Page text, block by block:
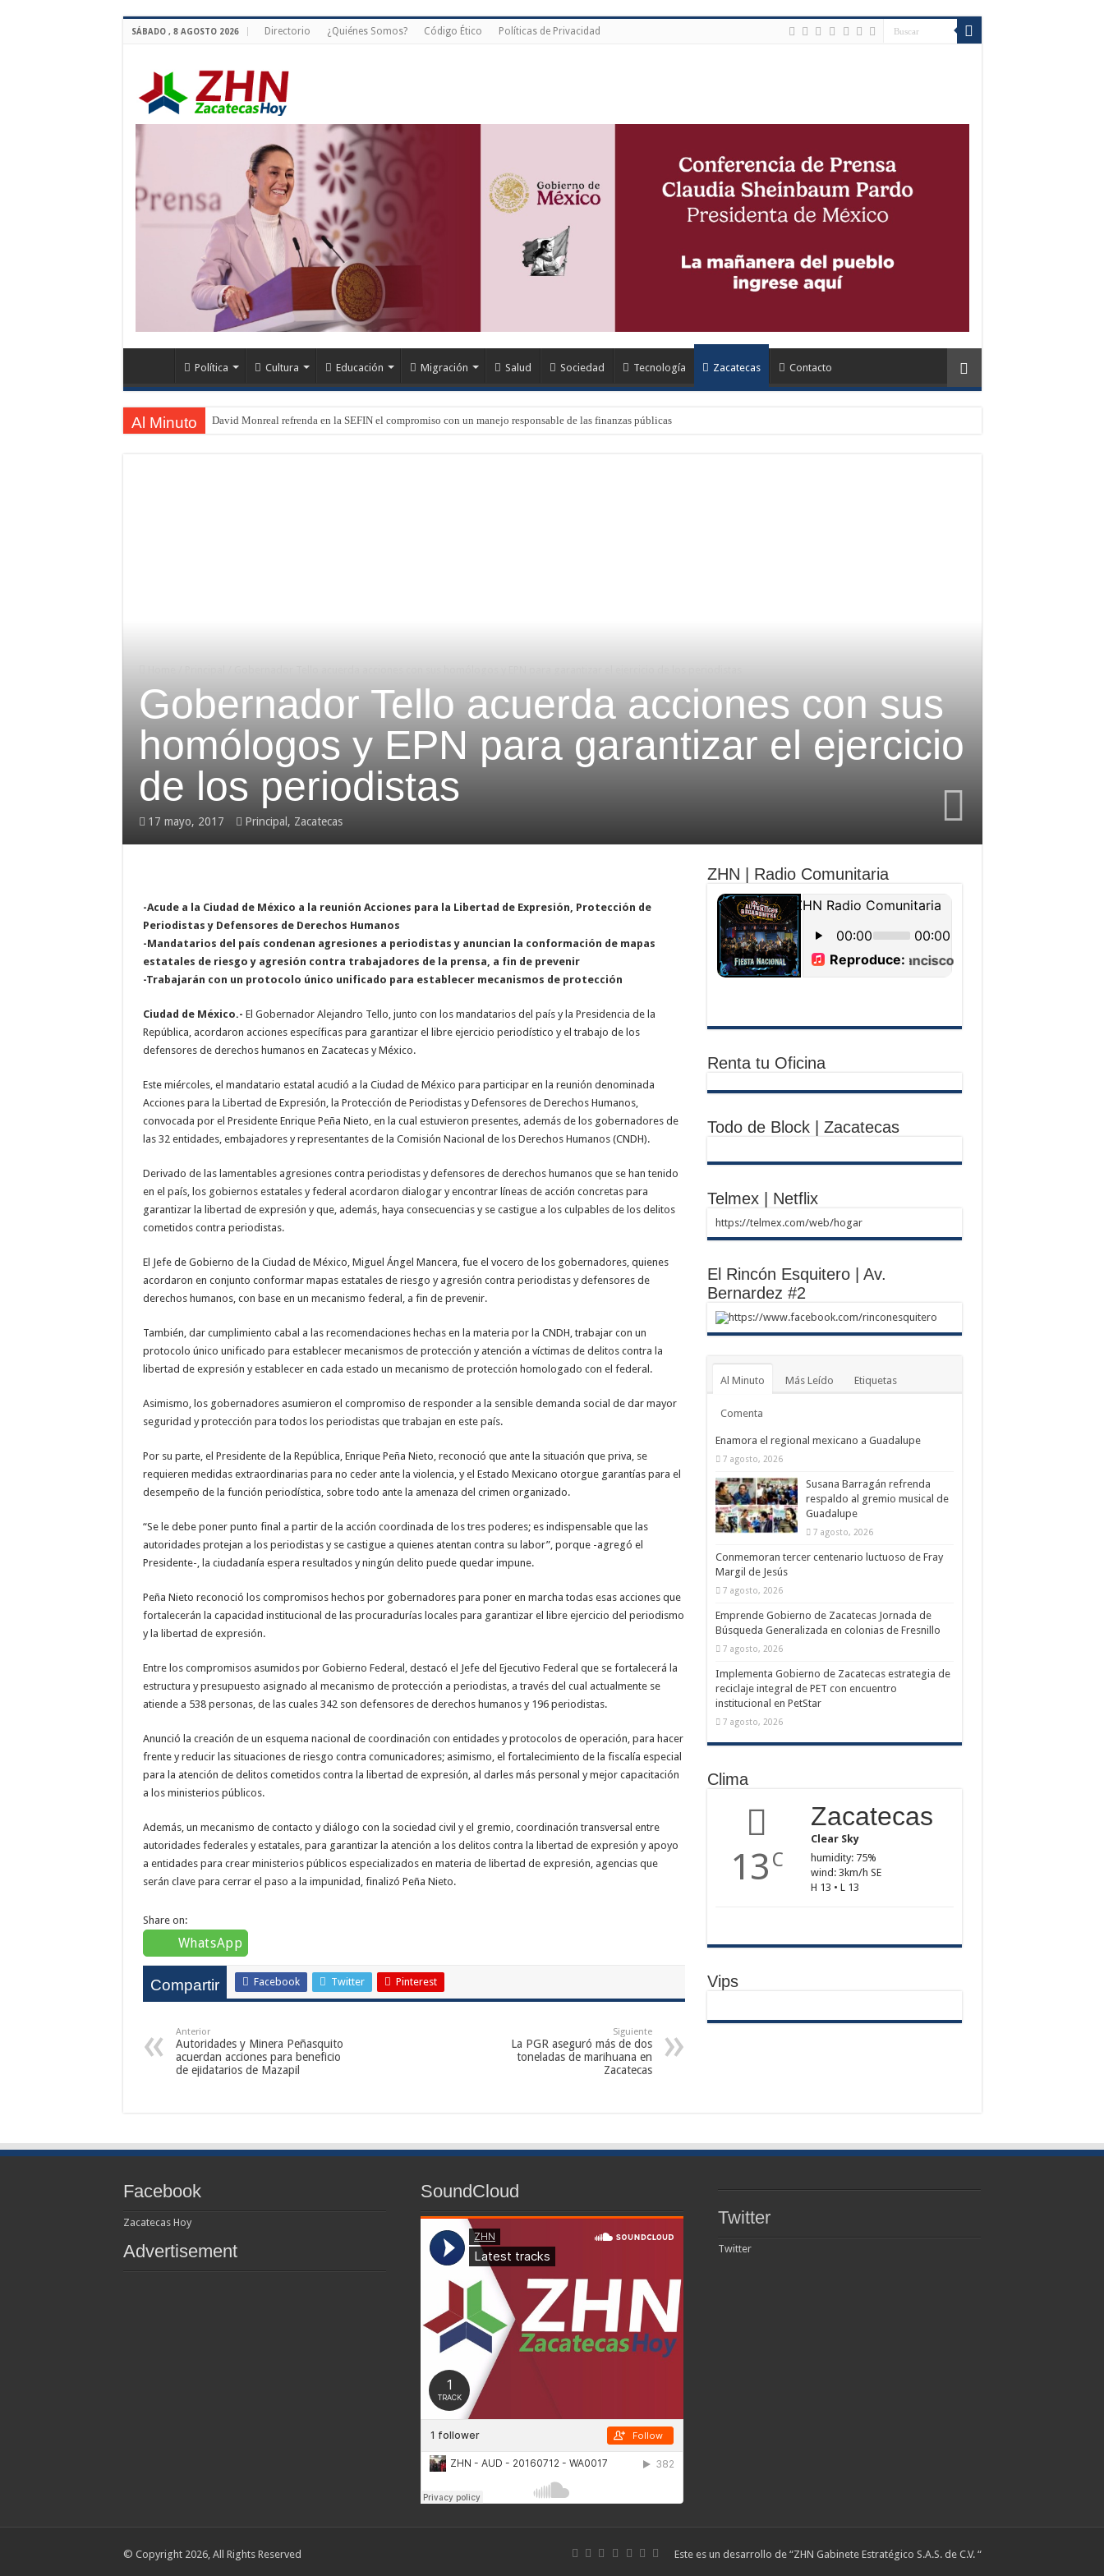
SÁBADO , 8 AGOSTO 2026 Directorio ¿Quiénes Somos? Código Ético Políticas de Privacidad
Política Cultura Educación Migración Salud Sociedad Tecnología Zacatecas Contacto
Al Minuto David Monreal refrenda en la SEFIN el compromiso con un manejo responsable de las finanzas públicas
Gobernador Tello acuerda acciones con sus
homólogos y EPN para garantizar el ejercicio
de los periodistas
17 mayo, 2017 Principal , Zacatecas
-Acude a la Ciudad de México a la reunión Acciones para la Libertad de Expresión, Protección de
Periodistas y Defensores de Derechos Humanos
-Mandatarios del país condenan agresiones a periodistas y anuncian la conformación de mapas
estatales de riesgo y agresión contra trabajadores de la prensa, a fin de prevenir
-Trabajarán con un protocolo único unificado para establecer mecanismos de protección
Ciudad de México.- El Gobernador Alejandro Tello, junto con los mandatarios del país y la Presidencia de la
República, acordaron acciones específicas para garantizar el libre ejercicio periodístico y el trabajo de los
defensores de derechos humanos en Zacatecas y México.
Este miércoles, el mandatario estatal acudió a la Ciudad de México para participar en la reunión denominada
Acciones para la Libertad de Expresión, la Protección de Periodistas y Defensores de Derechos Humanos,
convocada por el Presidente Enrique Peña Nieto, en la cual estuvieron presentes, además de los gobernadores de
las 32 entidades, embajadores y representantes de la Comisión Nacional de los Derechos Humanos (CNDH).
Derivado de las lamentables agresiones contra periodistas y defensores de derechos humanos que se han tenido
en el país, los gobiernos estatales y federal acordaron dialogar y encontrar líneas de acción concretas para
garantizar la libertad de expresión y que, además, haya consecuencias y se castigue a los culpables de los delitos
cometidos contra periodistas.
El Jefe de Gobierno de la Ciudad de México, Miguel Ángel Mancera, fue el vocero de los gobernadores, quienes
acordaron en conjunto conformar mapas estatales de riesgo y agresión contra periodistas y defensores de
derechos humanos, con base en un mecanismo federal, a fin de prevenir.
También, dar cumplimiento cabal a las recomendaciones hechas en la materia por la CNDH, trabajar con un
protocolo único unificado para establecer mecanismos de protección y atención a víctimas de delitos contra la
libertad de expresión y establecer en cada estado un mecanismo de protección homologado con el federal.
Asimismo, los gobernadores asumieron el compromiso de responder a la sensible demanda social de dar mayor
seguridad y protección para todos los periodistas que trabajan en este país.
Por su parte, el Presidente de la República, Enrique Peña Nieto, reconoció que ante la situación que priva, se
requieren medidas extraordinarias para no ceder ante la violencia, y el Estado Mexicano otorgue garantías para el
desempeño de la función periodística, sobre todo ante la amenaza del crimen organizado.
“Se le debe poner punto final a partir de la acción coordinada de los tres poderes; es indispensable que las
autoridades protejan a los periodistas y se castigue a quienes atentan contra su labor”, porque -agregó el
Presidente-, la ciudadanía espera resultados y ningún delito puede quedar impune.
Peña Nieto reconoció los compromisos hechos por gobernadores para poner en marcha todas esas acciones que
fortalecerán la capacidad institucional de las procuradurías locales para garantizar el libre ejercicio del periodismo
y la libertad de expresión.
Entre los compromisos asumidos por Gobierno Federal, destacó el Jefe del Ejecutivo Federal que se fortalecerá la
estructura y presupuesto asignado al mecanismo de protección a periodistas, a través del cual actualmente se
atiende a 538 personas, de las cuales 342 son defensores de derechos humanos y 196 periodistas.
Anunció la creación de un esquema nacional de coordinación con entidades y protocolos de operación, para hacer
frente y reducir las situaciones de riesgo contra comunicadores; asimismo, el fortalecimiento de la fiscalía especial
para la atención de delitos cometidos contra la libertad de expresión, al darles más personal y mejor capacitación
a los ministerios públicos.
Además, un mecanismo de contacto y diálogo con la sociedad civil y el gremio, coordinación transversal entre
autoridades federales y estatales, para garantizar la atención a los delitos contra la libertad de expresión y apoyo
a entidades para crear ministerios públicos especializados en materia de libertad de expresión, agencias que
serán clave para cerrar el paso a la impunidad, finalizó Peña Nieto.
Share on:
WhatsApp
Compartir Facebook Twitter Pinterest
Anterior
Autoridades y Minera Peñasquito
acuerdan acciones para beneficio
de ejidatarios de Mazapil
Siguiente
La PGR aseguró más de dos
toneladas de marihuana en
Zacatecas
ZHN | Radio Comunitaria
Renta tu Oficina
Todo de Block | Zacatecas
Telmex | Netflix
https://telmex.com/web/hogar
El Rincón Esquitero | Av.
Bernardez #2
https://www.facebook.com/rinconesquitero
Al Minuto Más Leído Etiquetas
Comenta
Enamora el regional mexicano a Guadalupe
7 agosto, 2026
Susana Barragán refrenda
respaldo al gremio musical de
Guadalupe
7 agosto, 2026
Conmemoran tercer centenario luctuoso de Fray
Margil de Jesús
7 agosto, 2026
Emprende Gobierno de Zacatecas Jornada de
Búsqueda Generalizada en colonias de Fresnillo
7 agosto, 2026
Implementa Gobierno de Zacatecas estrategia de
reciclaje integral de PET con encuentro
institucional en PetStar
7 agosto, 2026
Clima
13 C
Zacatecas
Clear Sky
humidity: 75%
wind: 3km/h SE
H 13 • L 13
Vips
Facebook
Zacatecas Hoy
Advertisement
SoundCloud
Twitter
Twitter
Este es un desarrollo de “ZHN Gabinete Estratégico S.A.S. de C.V. “
© Copyright 2026, All Rights Reserved